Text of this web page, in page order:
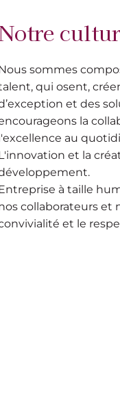
sommes
qui osent,
et des
la
au
et la
à taille
collaborateurs et
et le